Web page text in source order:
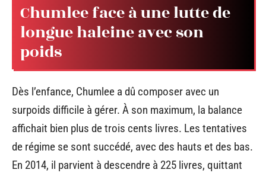
Chumlee face à une lutte de
longue haleine avec son
poids
Dès l’enfance, Chumlee a dû composer avec un
surpoids difficile à gérer. À son maximum, la balance
affichait bien plus de trois cents livres. Les tentatives
de régime se sont succédé, avec des hauts et des bas.
En 2014, il parvient à descendre à 225 livres, quittant